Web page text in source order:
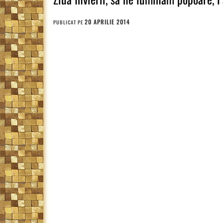
PUBLICAT PE 20 APRILIE 2014